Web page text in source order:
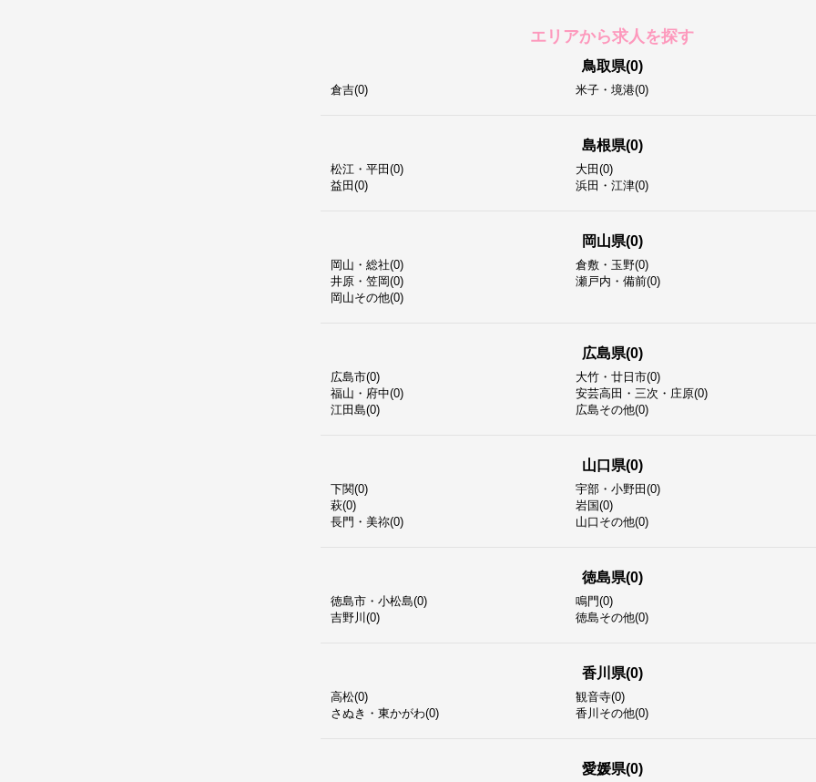
エリアから求人を探す
鳥取県(0)
倉吉(0) 米子・境港(0)
島根県(0)
松江・平田(0) 大田(0)
益田(0)
浜田・江津(0)
岡山県(0)
岡山・総社(0) 倉敷・玉野(0)
井原・笠岡(0)
瀬戸内・備前(0)
岡山その他(0)
広島県(0)
広島市(0) 大竹・廿日市(0)
福山・府中(0)
安芸高田・三次・庄原(0)
江田島(0)
広島その他(0)
山口県(0)
下関(0) 宇部・小野田(0)
萩(0)
岩国(0)
長門・美祢(0)
山口その他(0)
徳島県(0)
徳島市・小松島(0) 鳴門(0)
吉野川(0)
徳島その他(0)
香川県(0)
高松(0) 観音寺(0)
さぬき・東かがわ(0)
香川その他(0)
愛媛県(0)